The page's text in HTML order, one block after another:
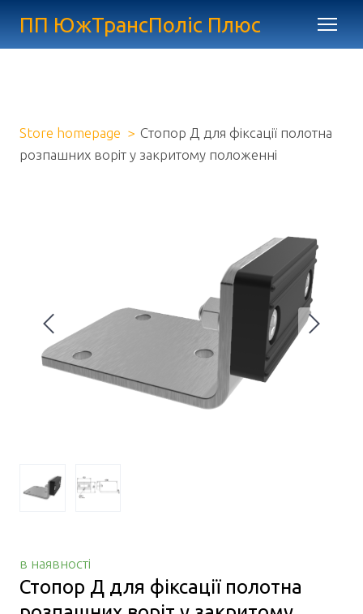
ПП ЮжТрансПоліс Плюс
Store homepage
Стопор Д для фіксації полотна
розпашних воріт у закритому положенні
в наявності
Стопор Д для фіксації полотна